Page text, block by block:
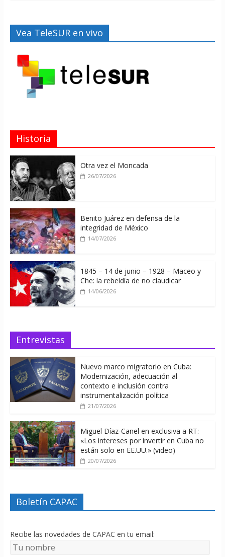
Vea TeleSUR en vivo
Historia
Otra vez el Moncada
26/07/2026
Benito Juárez en defensa de la
integridad de México
14/07/2026
1845 – 14 de junio – 1928 – Maceo y
Che: la rebeldía de no claudicar
14/06/2026
Entrevistas
Nuevo marco migratorio en Cuba:
Modernización, adecuación al
contexto e inclusión contra
instrumentalización política
21/07/2026
Miguel Díaz-Canel en exclusiva a RT:
«Los intereses por invertir en Cuba no
están solo en EE.UU.» (video)
20/07/2026
Boletín CAPAC
Recibe las novedades de CAPAC en tu email: